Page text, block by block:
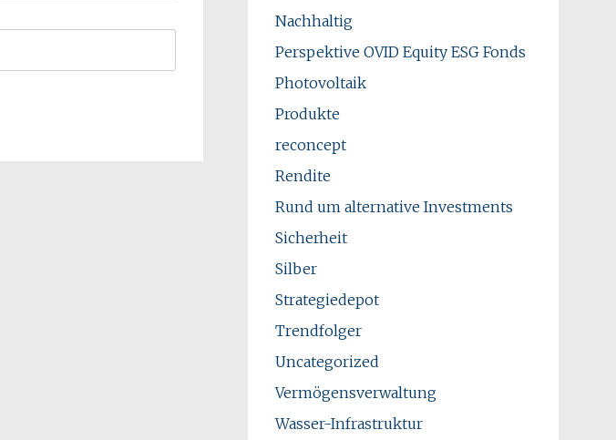
Nachhaltig
Perspektive OVID Equity ESG Fonds
Photovoltaik
Produkte
reconcept
Rendite
Rund um alternative Investments
Sicherheit
Silber
Strategiedepot
Trendfolger
Uncategorized
Vermögensverwaltung
Wasser-Infrastruktur